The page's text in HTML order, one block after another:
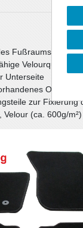
Fußraums
Velourqualität
Unterseite
Original-
zur Fixierung
(ca. 600g/m²)